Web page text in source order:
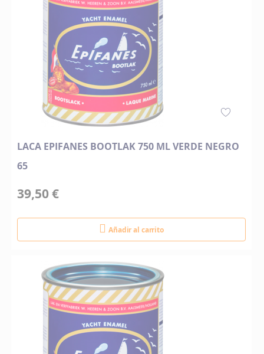
LACA EPIFANES BOOTLAK 750 ML VERDE NEGRO
65
39,50 €
Añadir al carrito